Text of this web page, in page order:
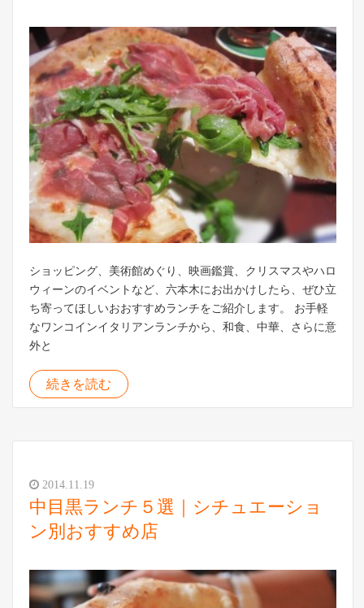
ショッピング、美術館めぐり、映画鑑賞、クリスマスやハロ
ウィーンのイベントなど、六本木にお出かけしたら、ぜひ立
ち寄ってほしいおおすすめランチをご紹介します。 お手軽
なワンコインイタリアンランチから、和食、中華、さらに意
外と
続きを読む
2014.11.19
中目黒ランチ５選｜シチュエーショ
ン別おすすめ店